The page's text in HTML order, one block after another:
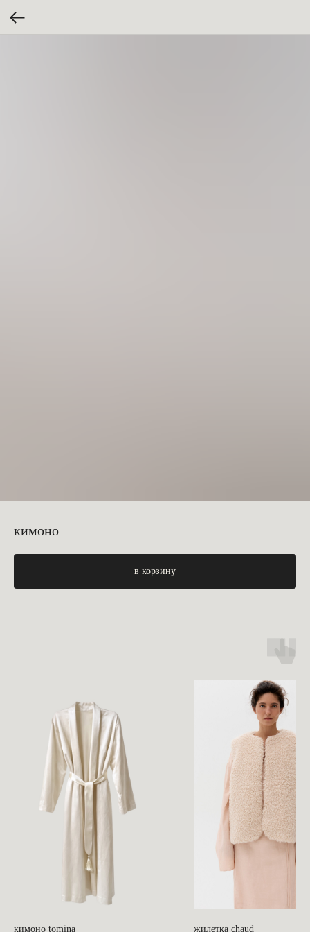
кимоно
в корзину
кимоно tomina жилетка chaud